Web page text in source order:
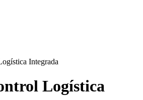
Integrada
Logística